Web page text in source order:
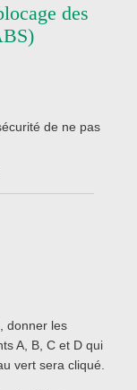
des
de ne pas
donner les
A, B, C et D qui
vert sera cliqué.